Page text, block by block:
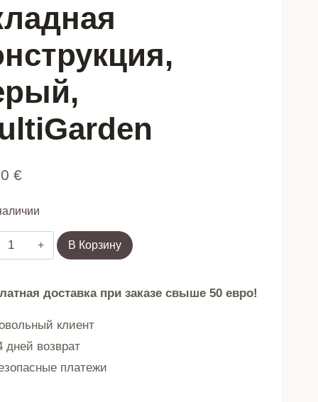
€
Количество
складная
В Корзину
доставка при заказе свыше 50 евро!
клиент
дней возврат
платежи